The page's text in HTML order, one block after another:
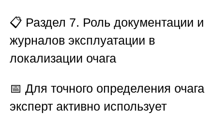
📋 Раздел 7. Роль документации и
журналов эксплуатации в
локализации очага
📅 Для точного определения очага
эксперт активно использует